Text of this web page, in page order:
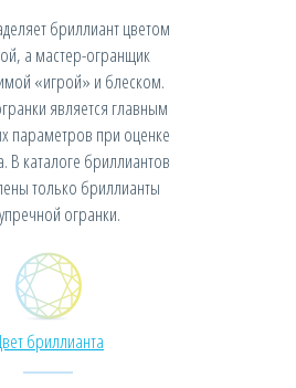
бриллиант цветом
а мастер-огранщик
«игрой» и блеском.
является главным
параметров при оценке
В каталоге бриллиантов
только бриллианты
огранки.
бриллианта